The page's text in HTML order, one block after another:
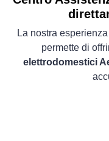
La nostra
permette di
elettrodomestici